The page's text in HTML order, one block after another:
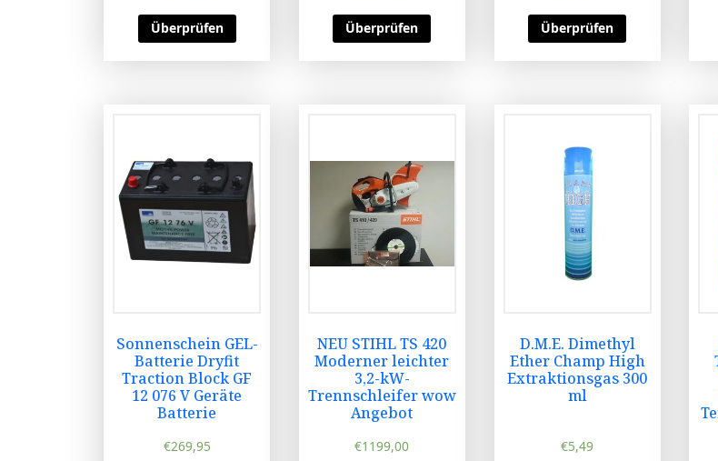
Überprüfen Überprüfen Überprüfen
Sonnenschein GEL-
Batterie Dryfit
Traction Block GF
12 076 V Geräte
Batterie
€269,95
NEU STIHL TS 420
Moderner leichter
3,2-kW-
Trennschleifer wow
Angebot
€1199,00
D.M.E. Dimethyl
Ether Champ High
Extraktionsgas 300
ml
€5,49